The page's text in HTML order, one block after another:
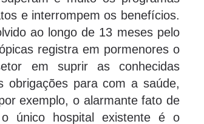
e interrompem os benefícios.
ao longo de 13 meses pelo
registra em pormenores o
em suprir as conhecidas
obrigações para com a saúde,
exemplo, o alarmante fato de
único hospital existente é o